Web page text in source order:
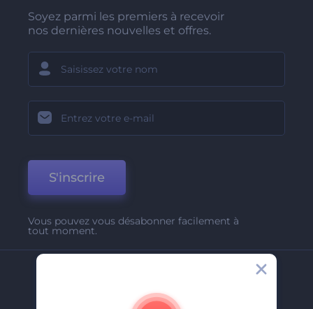
Soyez parmi les premiers à recevoir
nos dernières nouvelles et offres.
S'inscrire
Vous pouvez vous désabonner facilement à
tout moment.
A Propos De Nous